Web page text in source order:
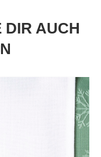
DIR AUCH